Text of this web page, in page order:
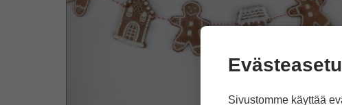
Sivustomme käyttää